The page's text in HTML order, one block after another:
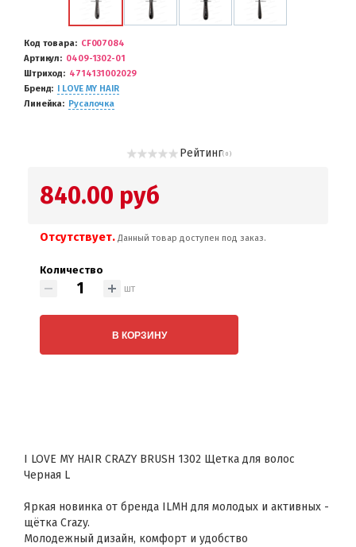
Код товара
CF007084
Артикул
0409-1302-01
Штриход
4714131002029
Бренд
I LOVE MY HAIR
Линейка
Русалочка
Рейтинг( 0 )
840.00 руб
Отсутствует. Данный товар доступен под заказ.
Количество
шт
В КОРЗИНУ
I LOVE MY HAIR CRAZY BRUSH 1302 Щетка для волос
Черная L
Яркая новинка от бренда ILMH для молодых и активных -
щётка Crazy.
Молодежный дизайн, комфорт и удобство